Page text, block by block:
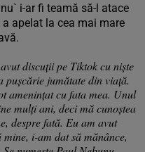
i-ar fi teamă să-l atace
apelat la cea mai mare
discuții pe Tiktok cu niște
pușcărie jumătate din viață.
amenințat cu fata mea. Unul
mulți ani, deci mă cunoștea
despre fată. Eu am avut
i-am dat să mănânce,